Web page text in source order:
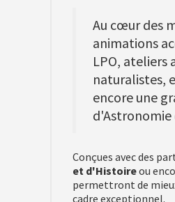
Au cœur des
animations
LPO, ateliers
naturalistes,
encore une
d'Astronomie
Conçues avec des
et d'Histoireou
permettront de
cadre exceptionnel.